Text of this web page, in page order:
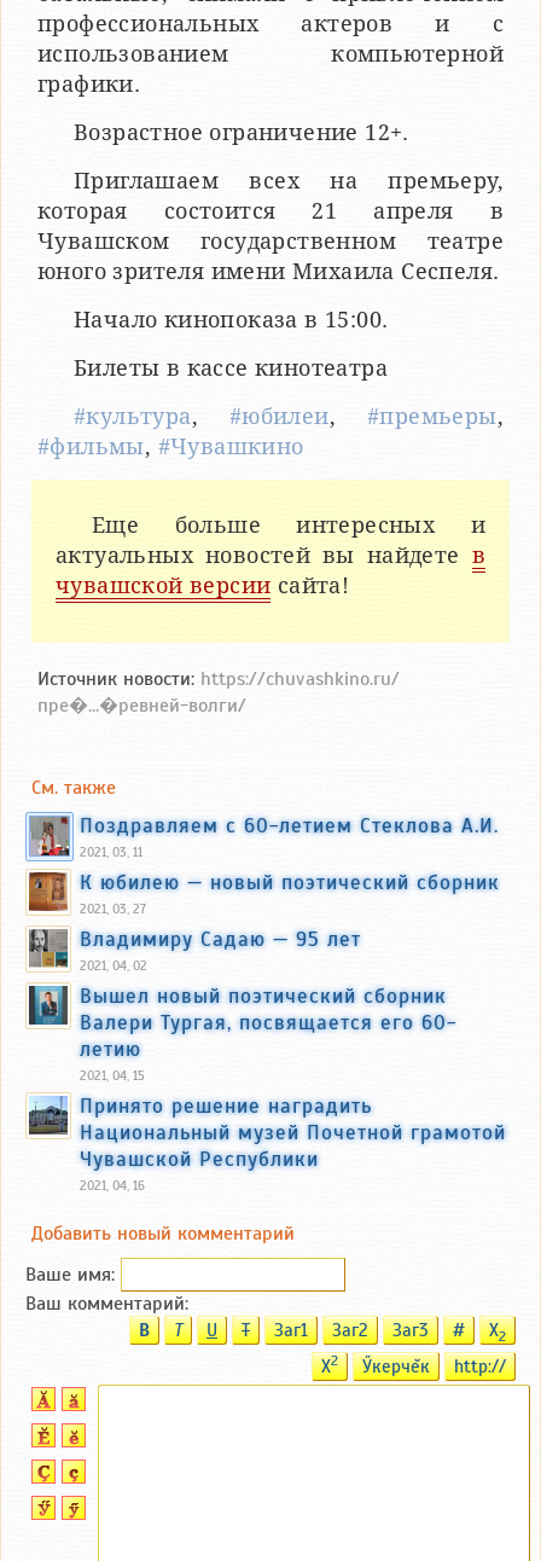
профессиональных актеров и с
использованием компьютерной
графики.
Возрастное ограничение 12+.
Приглашаем всех на премьеру,
которая состоится 21 апреля в
Чувашском государственном театре
юного зрителя имени Михаила Сеспеля.
Начало кинопоказа в 15:00.
Билеты в кассе кинотеатра
#культура, #юбилеи, #премьеры,
#фильмы, #Чувашкино
Еще больше интересных и
актуальных новостей вы найдете в
чувашской версии сайта!
Источник новости: https://chuvashkino.ru/
пре�...�ревней-волги/
См. также
Поздравляем с 60-летием Стеклова А.И.
2021, 03, 11
К юбилею — новый поэтический сборник
2021, 03, 27
Владимиру Садаю — 95 лет
2021, 04, 02
Вышел новый поэтический сборник
Валери Тургая, посвящается его 60-
летию
2021, 04, 15
Принято решение наградить
Национальный музей Почетной грамотой
Чувашской Республики
2021, 04, 16
Добавить новый комментарий
Ваше имя:
Ваш комментарий:
B T U T Заг1 Заг2 Заг3 # X2
X2 Ӳкерчĕк http://